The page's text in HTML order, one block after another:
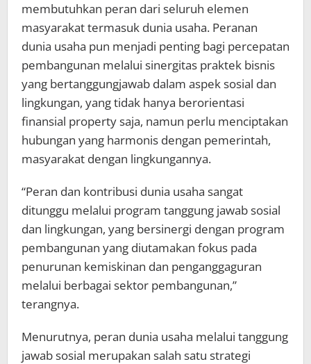
membutuhkan peran dari seluruh elemen
masyarakat termasuk dunia usaha. Peranan
dunia usaha pun menjadi penting bagi percepatan
pembangunan melalui sinergitas praktek bisnis
yang bertanggungjawab dalam aspek sosial dan
lingkungan, yang tidak hanya berorientasi
finansial property saja, namun perlu menciptakan
hubungan yang harmonis dengan pemerintah,
masyarakat dengan lingkungannya.
“Peran dan kontribusi dunia usaha sangat
ditunggu melalui program tanggung jawab sosial
dan lingkungan, yang bersinergi dengan program
pembangunan yang diutamakan fokus pada
penurunan kemiskinan dan penganggaguran
melalui berbagai sektor pembangunan,”
terangnya.
Menurutnya, peran dunia usaha melalui tanggung
jawab sosial merupakan salah satu strategi